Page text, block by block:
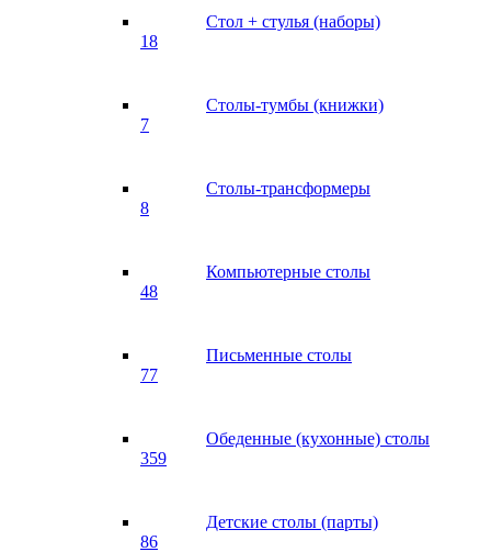
Стол + стулья (наборы)
18
Столы-тумбы (книжки)
7
Столы-трансформеры
8
Компьютерные столы
48
Письменные столы
77
Обеденные (кухонные) столы
359
Детские столы (парты)
86